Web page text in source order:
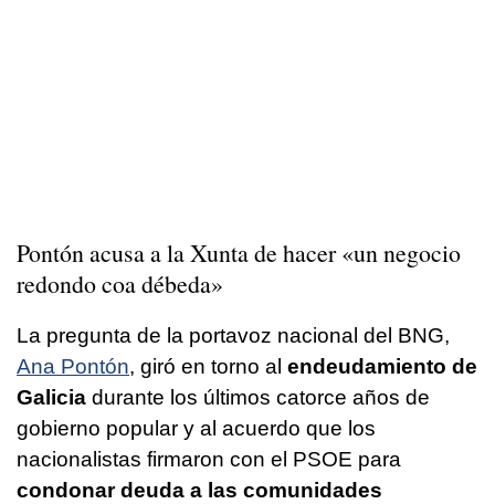
Pontón acusa a la Xunta de hacer «un negocio
redondo coa débeda»
La pregunta de la portavoz nacional del BNG,
Ana Pontón, giró en torno al endeudamiento de
Galicia durante los últimos catorce años de
gobierno popular y al acuerdo que los
nacionalistas firmaron con el PSOE para
condonar deuda a las comunidades